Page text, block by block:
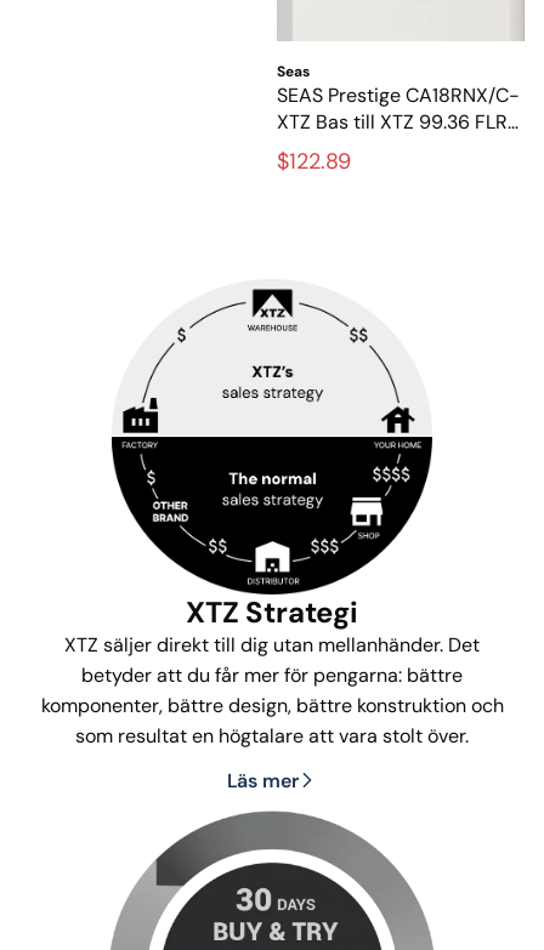
Seas
SEAS Prestige CA18RNX/C-
XTZ Bas till XTZ 99.36 FLR
– Original 6.5-tums
baselemen
$122.89
XTZ Strategi
XTZ säljer direkt till dig utan mellanhänder. Det
betyder att du får mer för pengarna: bättre
komponenter, bättre design, bättre konstruktion och
som resultat en högtalare att vara stolt över.
Läs mer